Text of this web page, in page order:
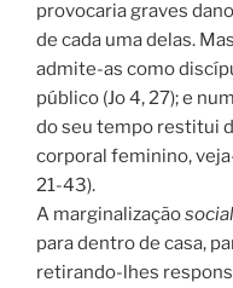
provocaria graves
de cada uma delas.
admite-as como
público (Jo 4, 27); e
do seu tempo restitui
corporal feminino,
21-43).
A marginalizaçãosocial
para dentro de casa,
retirando-lhes